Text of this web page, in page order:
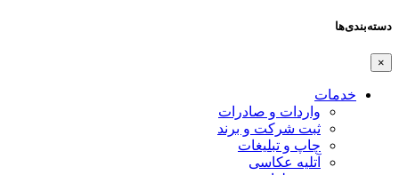
دسته‌بندی‌ها
×
خدمات
واردات و صادرات
ثبت شرکت و برند
چاپ و تبلیغات
آتلیه عکاسی